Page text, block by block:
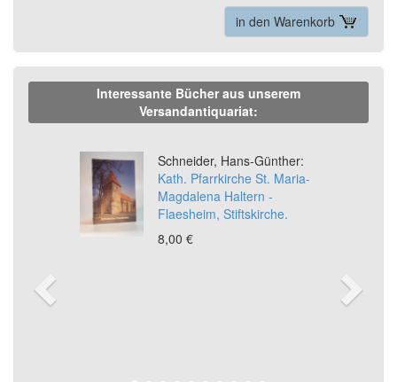
in den Warenkorb
Interessante Bücher aus unserem
Versandantiquariat:
Schneider, Hans-Günther:
Kath. Pfarrkirche St. Maria-
Magdalena Haltern -
Flaesheim, Stiftskirche.
8,00 €
Previous